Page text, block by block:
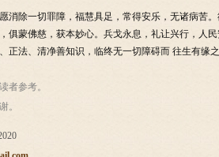
除一切罪障，福慧具足，常得安乐，无诸病苦。
蒙佛慈，获本妙心。兵戈永息，礼让兴行，人
法、清净善知识，临终无一切障碍而 往生有缘
者参考。
。